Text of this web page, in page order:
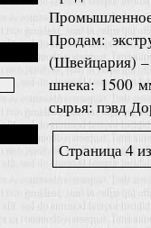
Промышленное
Продам:
(Швейцария) –
шнека: 1500
сырья: пэвд
Страница 4